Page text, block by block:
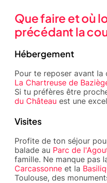
Que faire et où
précédant la
Hébergement
Pour te reposer avant la
La Chartreuse de
Si tu préfères être
du Château est une
Visites
Profite de ton séjour
balade au Parc de
famille. Ne manque pas
Carcassonne et la
Toulouse, des